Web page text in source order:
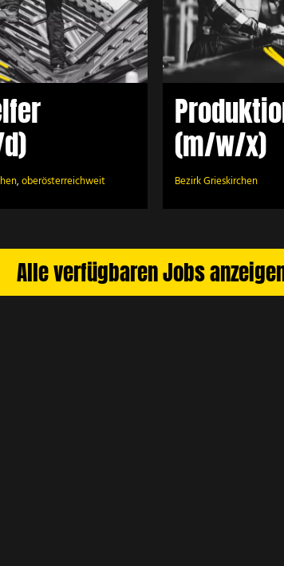
,oberösterreichweit
(m/w/x)
Bezirk Grieskirchen
Alle verfügbaren Jobs